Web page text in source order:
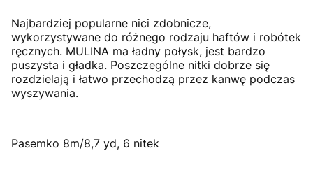
Najbardziej popularne nici zdobnicze,
wykorzystywane do różnego rodzaju haftów i robótek
ręcznych. MULINA ma ładny połysk, jest bardzo
puszysta i gładka. Poszczególne nitki dobrze się
rozdzielają i łatwo przechodzą przez kanwę podczas
wyszywania.
Pasemko 8m/8,7 yd, 6 nitek